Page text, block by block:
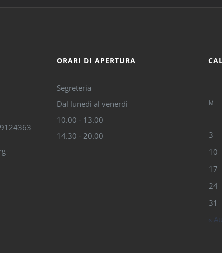
ORARI DI APERTURA
Segreteria
Dal lunedì al venerdì
10.00 - 13.00
14.30 - 20.00
M
3
10
17
24
31
«